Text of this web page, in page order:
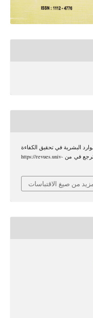
الموارد البشرية في تحقيق الكفاءة
(01). استرجع في من https://revues.univ-
من صيغ الاقتباسات